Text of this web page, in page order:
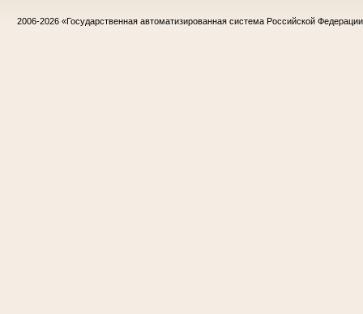
2006-2026 «Государственная автоматизированная система Российской